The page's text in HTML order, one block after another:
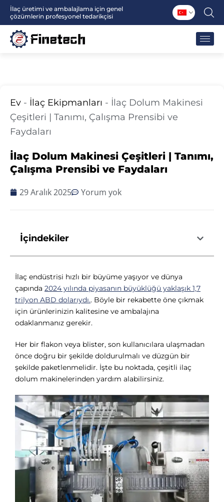
İçeriğe
atla
İlaç üretimi ve ambalajlama için genel
çözümlerin profesyonel tedarikçisi
Ev - İlaç Ekipmanları - İlaç Dolum Makinesi
Çeşitleri | Tanımı, Çalışma Prensibi ve
Faydaları
İlaç Dolum Makinesi Çeşitleri | Tanımı,
Çalışma Prensibi ve Faydaları
29 Aralık 2025 Yorum yok
İçindekiler
İlaç endüstrisi hızlı bir büyüme yaşıyor ve dünya
çapında 2024 yılında piyasanın büyüklüğü yaklaşık 1,7
trilyon ABD dolarıydı.. Böyle bir rekabette öne çıkmak
için ürünlerinizin kalitesine ve ambalajına
odaklanmanız gerekir.
Her bir flakon veya blister, son kullanıcılara ulaşmadan
önce doğru bir şekilde doldurulmalı ve düzgün bir
şekilde paketlenmelidir. İşte bu noktada, çeşitli ilaç
dolum makinelerinden yardım alabilirsiniz.